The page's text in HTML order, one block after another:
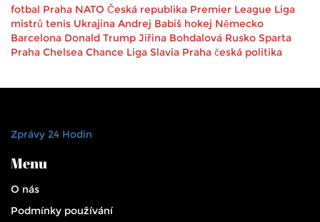
fotbal Praha NATO Česká republika Premier League Liga
mistrů tenis Ukrajina Andrej Babiš hokej Německo
Barcelona Donald Trump Jiřina Bohdalová Rusko Sparta
Praha Chelsea Chance Liga Slavia Praha česká politika
Zprávy 24 Hodin
Menu
O nás
Podmínky používání